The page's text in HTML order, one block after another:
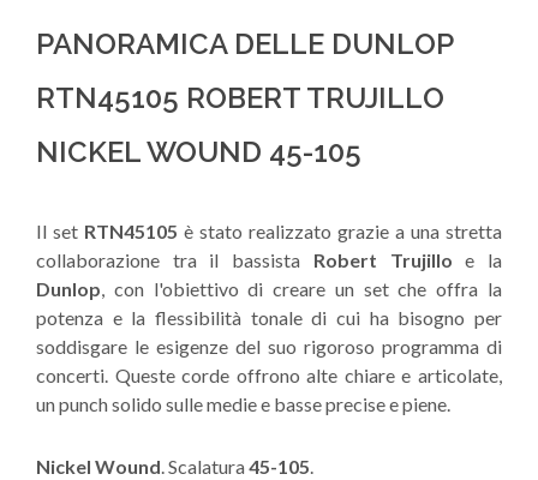
PANORAMICA DELLE DUNLOP
RTN45105 ROBERT TRUJILLO
NICKEL WOUND 45-105
Il set RTN45105 è stato realizzato grazie a una stretta
collaborazione tra il bassista Robert Trujillo e la
Dunlop, con l'obiettivo di creare un set che offra la
potenza e la flessibilità tonale di cui ha bisogno per
soddisgare le esigenze del suo rigoroso programma di
concerti. Queste corde offrono alte chiare e articolate,
un punch solido sulle medie e basse precise e piene.
Nickel Wound. Scalatura45-105.